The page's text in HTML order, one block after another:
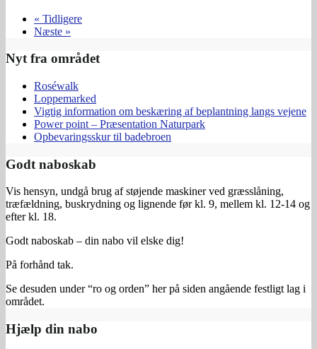
« Tidligere
Næste »
Nyt fra området
Roséwalk
Loppemarked
Vigtig information om beskæring af beplantning langs vejene
Power point – Præsentation Naturpark
Opbevaringsskur til badebroen
Godt naboskab
Vis hensyn, undgå brug af støjende maskiner ved græsslåning,
træfældning, buskrydning og lignende før kl. 9, mellem kl. 12-14 og
efter kl. 18.
Godt naboskab – din nabo vil elske dig!
På forhånd tak.
Se desuden under “ro og orden” her på siden angående festligt lag i
området.
Hjælp din nabo